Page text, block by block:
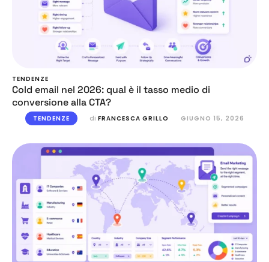
TENDENZE
Cold email nel 2026: qual è il tasso medio di
conversione alla CTA?
TENDENZE di FRANCESCA GRILLO GIUGNO 15, 2026